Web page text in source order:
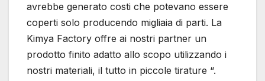
avrebbe generato costi che potevano essere
coperti solo producendo migliaia di parti. La
Kimya Factory offre ai nostri partner un
prodotto finito adatto allo scopo utilizzando i
nostri materiali, il tutto in piccole tirature “.